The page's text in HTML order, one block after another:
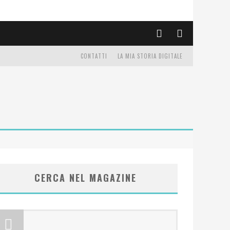
LA MIA STORIA DIGITALE
CONTATTI
CERCA NEL MAGAZINE